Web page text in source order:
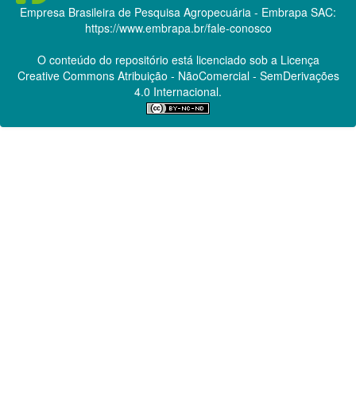
Empresa Brasileira de Pesquisa Agropecuária - Embrapa SAC:
https://www.embrapa.br/fale-conosco
O conteúdo do repositório está licenciado sob a Licença
Creative CommonsAtribuição - NãoComercial - SemDerivações
4.0 Internacional.